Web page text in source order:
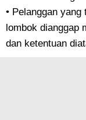
• Pelanggan
lombok dianggap
dan ketentuan